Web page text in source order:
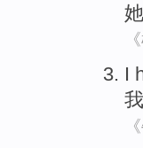
她
I
我